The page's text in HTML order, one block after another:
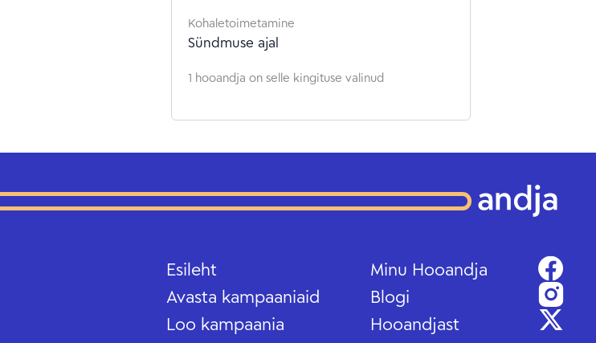
Kohaletoimetamine
Sündmuse ajal
1 hooandja on selle kingituse valinud
Esileht
Avasta kampaaniaid
Loo kampaania
Minu Hooandja
Blogi
Hooandjast